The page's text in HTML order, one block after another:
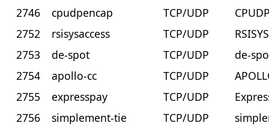
2746
cpudpencap TCP/UDP
2752
rsisysaccess TCP/UDP
2753
de-spot TCP/UDP
de-
2754
apollo-cc TCP/UDP
2755
expresspay TCP/UDP
2756
simplement-tie TCP/UDP